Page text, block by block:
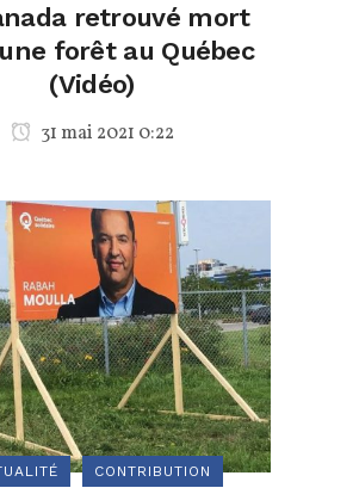
retrouvé mort
forêt au Québec
(Vidéo)
31 mai 2021 0:22
CONTRIBUTION